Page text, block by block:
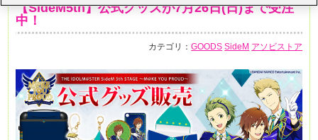
【SideM5th】公式グッズが7月26日(日)まで受注
中！
カテゴリ：GOODS SideM アソビストア